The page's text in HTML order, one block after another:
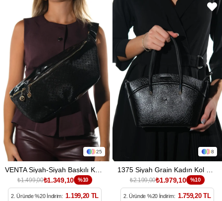
25
₺1.499,00₺1.349,10 %10
2. Üründe %20 İndirim: 1.199,20 TL
8
₺2.199,00₺1.979,10 %10
2. Üründe %20 İndirim: 1.759,20 TL